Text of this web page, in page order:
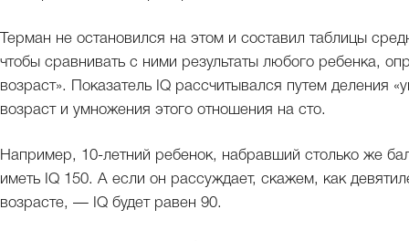
Терман не остановился на этом и составил таблицы
чтобы сравнивать с ними результаты любого ребенка,
возраст». Показатель IQ рассчитывался путем деления
возраст и умножения этого отношения на сто.
Например, 10-летний ребенок, набравший столько же
иметь IQ 150. А если он рассуждает, скажем, как
возрасте, — IQ будет равен 90.